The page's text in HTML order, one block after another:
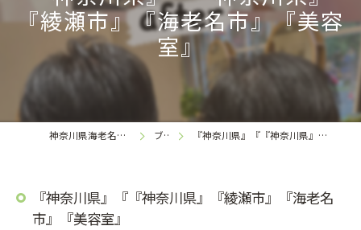
『綾瀬市』『海老名市』『美容
室』
神奈川県海老名の美容室なら koselig
ブログ 『神奈川県』『『神奈川県』『綾瀬市』『海老名市』『美容室』
『神奈川県』『『神奈川県』『綾瀬市』『海老名
市』『美容室』